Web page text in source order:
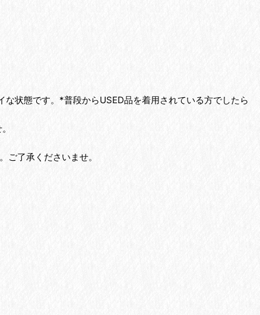
状態です。*普段からUSED品を着用されている方でしたら
了承くださいませ。